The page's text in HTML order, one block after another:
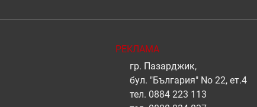
РЕКЛАМА
гр. Пазарджик,
бул. "България" No 22, ет.4
тел. 0884 223 113